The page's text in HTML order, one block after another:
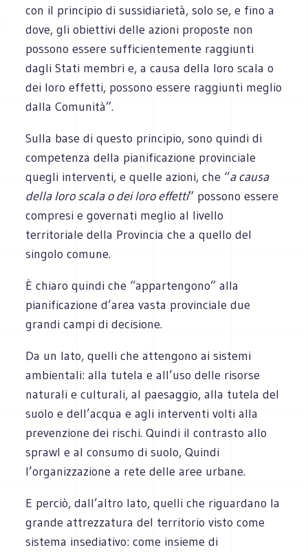
con il principio di sussidiarietà, solo se, e fino a
dove, gli obiettivi delle azioni proposte non
possono essere sufficientemente raggiunti
dagli Stati membri e, a causa della loro scala o
dei loro effetti, possono essere raggiunti meglio
dalla Comunità”.
Sulla base di questo principio, sono quindi di
competenza della pianificazione provinciale
quegli interventi, e quelle azioni, che “a causa
della loro scala o dei loro effetti” possono essere
compresi e governati meglio al livello
territoriale della Provincia che a quello del
singolo comune.
È chiaro quindi che “appartengono” alla
pianificazione d’area vasta provinciale due
grandi campi di decisione.
Da un lato, quelli che attengono ai sistemi
ambientali: alla tutela e all’uso delle risorse
naturali e culturali, al paesaggio, alla tutela del
suolo e dell’acqua e agli interventi volti alla
prevenzione dei rischi. Quindi il contrasto allo
sprawl e al consumo di suolo, Quindi
l’organizzazione a rete delle aree urbane.
E perciò, dall’altro lato, quelli che riguardano la
grande attrezzatura del territorio visto come
sistema insediativo: come insieme di